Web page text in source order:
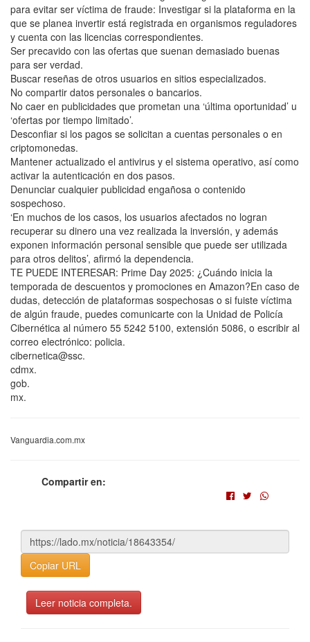
para evitar ser víctima de fraude: Investigar si la plataforma en la
que se planea invertir está registrada en organismos reguladores
y cuenta con las licencias correspondientes.
Ser precavido con las ofertas que suenan demasiado buenas
para ser verdad.
Buscar reseñas de otros usuarios en sitios especializados.
No compartir datos personales o bancarios.
No caer en publicidades que prometan una ‘última oportunidad’ u
‘ofertas por tiempo limitado’.
Desconfiar si los pagos se solicitan a cuentas personales o en
criptomonedas.
Mantener actualizado el antivirus y el sistema operativo, así como
activar la autenticación en dos pasos.
Denunciar cualquier publicidad engañosa o contenido
sospechoso.
‘En muchos de los casos, los usuarios afectados no logran
recuperar su dinero una vez realizada la inversión, y además
exponen información personal sensible que puede ser utilizada
para otros delitos’, afirmó la dependencia.
TE PUEDE INTERESAR: Prime Day 2025: ¿Cuándo inicia la
temporada de descuentos y promociones en Amazon?En caso de
dudas, detección de plataformas sospechosas o si fuiste víctima
de algún fraude, puedes comunicarte con la Unidad de Policía
Cibernética al número 55 5242 5100, extensión 5086, o escribir al
correo electrónico: policia.
cibernetica@ssc.
cdmx.
gob.
mx.
Vanguardia.com.mx
Compartir en:
Copiar URL
Leer noticia completa.